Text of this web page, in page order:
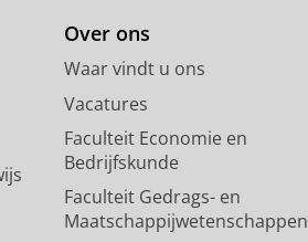
Over ons
Waar vindt u ons
Vacatures
Faculteit Economie en
Bedrijfskunde
Faculteit Gedrags- en
Maatschappijwetenschappen